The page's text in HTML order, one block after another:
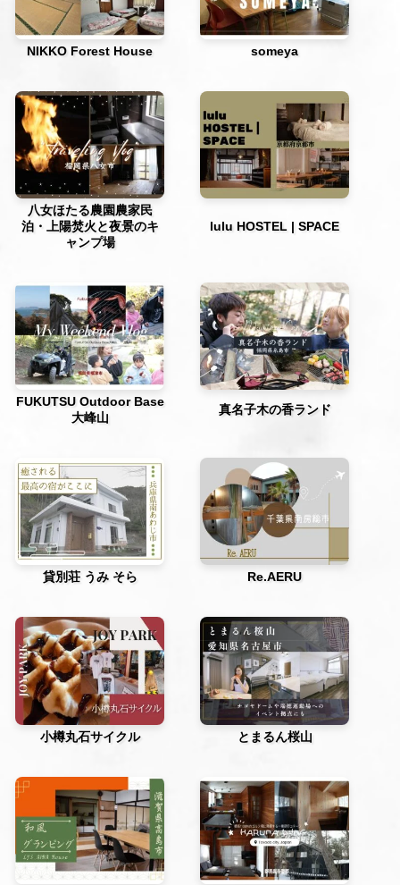
NIKKO Forest House someya
八女ほたる農園農家民
泊・上陽焚火と夜景のキ
ャンプ場
lulu HOSTEL | SPACE
FUKUTSU Outdoor Base
大峰山
真名子木の香ランド
貸別荘 うみ そら Re.AERU
小樽丸石サイクル とまるん桜山